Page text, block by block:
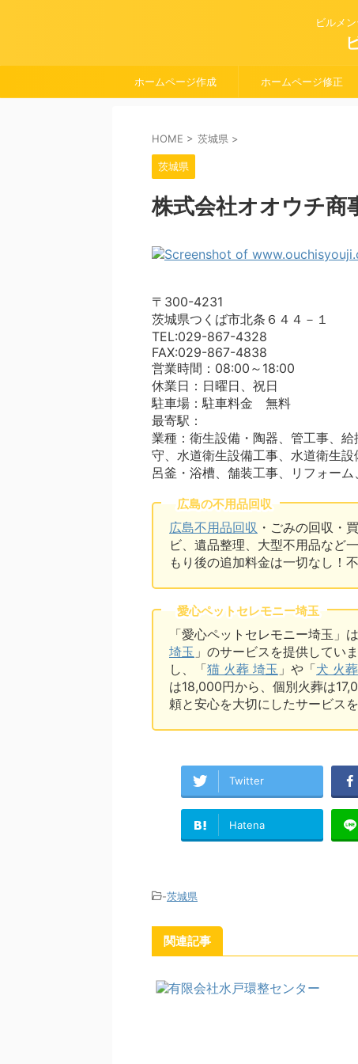
ビルメ
ホームページ作成 ホームページ修正
HOME > 茨城県 >
茨城県
株式会社オオウチ商
〒300-4231
茨城県つくば市北条６４４－１
TEL:029-867-4328
FAX:029-867-4838
営業時間：08:00～18:00
休業日：日曜日、祝日
駐車場：駐車料金 無料
最寄駅：
業種：衛生設備・陶器、管工事、
守、水道衛生設備工事、水道衛生
呂釜・浴槽、舗装工事、リフォーム
広島の不用品回収
広島不用品回収 ・ごみの回収・
ビ、遺品整理、大型不用品など
もり後の追加料金は一切なし！
愛心ペットセレモニー埼玉
「愛心ペットセレモニー埼玉」
埼玉 」のサービスを提供してい
し、「猫 火葬 埼玉 」や「犬 火
は18,000円から、個別火葬は
頼と安心を大切にしたサービス
Twitter
Hatena
-茨城県
関連記事